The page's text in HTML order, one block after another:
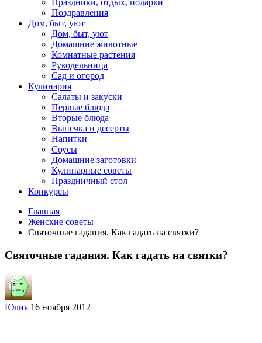
Праздники, отдых, подарки
Поздравления
Дом, быт, уют
Дом, быт, уют
Домашние животные
Комнатные растения
Рукодельница
Сад и огород
Кулинария
Салаты и закуски
Первые блюда
Вторые блюда
Выпечка и десерты
Напитки
Соусы
Домашние заготовки
Кулинарные советы
Праздничный стол
Конкурсы
Главная
Женские советы
Святочные гадания. Как гадать на святки?
Святочные гадания. Как гадать на святки?
Юлия 16 ноября 2012